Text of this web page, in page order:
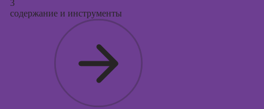
3
содержание и инструменты